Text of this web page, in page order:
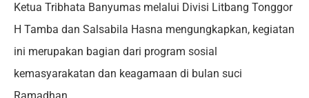
Ketua Tribhata Banyumas melalui Divisi Litbang Tonggor
H Tamba dan Salsabila Hasna mengungkapkan, kegiatan
ini merupakan bagian dari program sosial
kemasyarakatan dan keagamaan di bulan suci